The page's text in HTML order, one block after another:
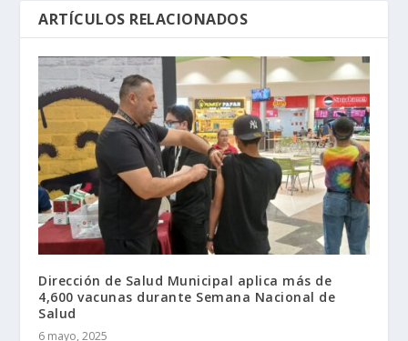
ARTÍCULOS RELACIONADOS
Dirección de Salud Municipal aplica más de
4,600 vacunas durante Semana Nacional de
Salud
6 mayo, 2025